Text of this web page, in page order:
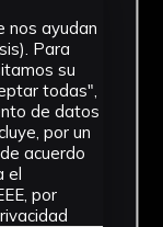
nos ayudan
Para
su
todas",
de datos
por un
acuerdo
el
por